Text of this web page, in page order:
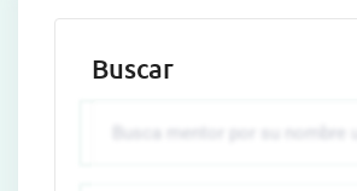
Buscar